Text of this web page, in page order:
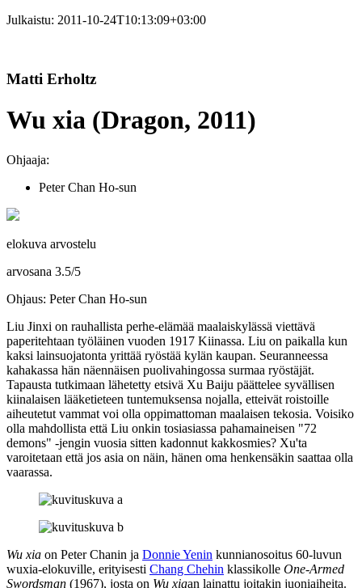
Julkaistu: 2011-10-24T10:13:09+03:00
Matti Erholtz
Wu xia (Dragon, 2011)
Ohjaaja:
Peter Chan Ho-sun
elokuva arvostelu
arvosana 3.5/5
Ohjaus: Peter Chan Ho-sun
Liu Jinxi on rauhallista perhe-elämää maalaiskylässä viettävä
paperitehtaan työläinen vuoden 1917 Kiinassa. Liu on paikalla kun
kaksi lainsuojatonta yrittää ryöstää kylän kaupan. Seuranneessa
kahakassa hän näennäisen puolivahingossa surmaa ryöstäjät.
Tapausta tutkimaan lähetetty etsivä Xu Baiju päättelee syvällisen
kiinalaisen lääketieteen tuntemuksensa nojalla, etteivät roistoille
aiheutetut vammat voi olla oppimattoman maalaisen tekosia. Voisiko
olla mahdollista että Liu onkin tosiasiassa pahamaineisen "72
demons" ‑jengin vuosia sitten kadonnut kakkosmies? Xu'ta
varoitetaan että jos asia on näin, hänen oma henkensäkin saattaa olla
vaarassa.
Wu xia on Peter Chanin ja Donnie Yenin kunnianosoitus 60‑luvun
wuxia-elokuville, erityisesti Chang Chehin klassikolle One‑Armed
Swordsman (1967), josta on Wu xiaan lainattu joitakin juoniaiheita.